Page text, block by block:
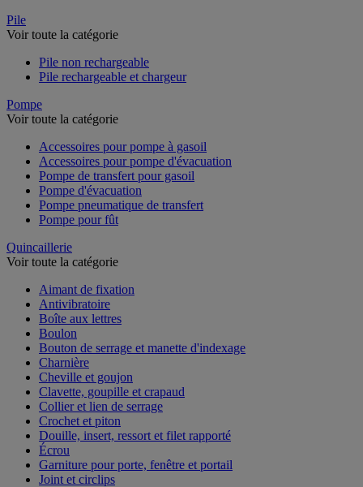
Pile
Voir toute la catégorie
Pile non rechargeable
Pile rechargeable et chargeur
Pompe
Voir toute la catégorie
Accessoires pour pompe à gasoil
Accessoires pour pompe d'évacuation
Pompe de transfert pour gasoil
Pompe d'évacuation
Pompe pneumatique de transfert
Pompe pour fût
Quincaillerie
Voir toute la catégorie
Aimant de fixation
Antivibratoire
Boîte aux lettres
Boulon
Bouton de serrage et manette d'indexage
Charnière
Cheville et goujon
Clavette, goupille et crapaud
Collier et lien de serrage
Crochet et piton
Douille, insert, ressort et filet rapporté
Écrou
Garniture pour porte, fenêtre et portail
Joint et circlips